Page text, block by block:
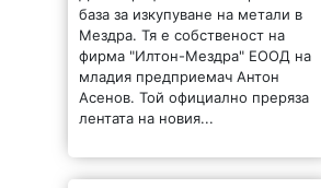
база за изкупуване на метали в
Мездра. Тя е собственост на
фирма "Илтон-Мездра" ЕООД на
младия предприемач Антон
Асенов. Той официално преряза
лентата на новия...